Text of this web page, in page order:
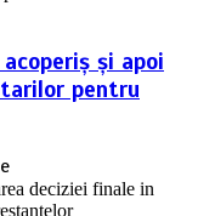
și apoi
pentru